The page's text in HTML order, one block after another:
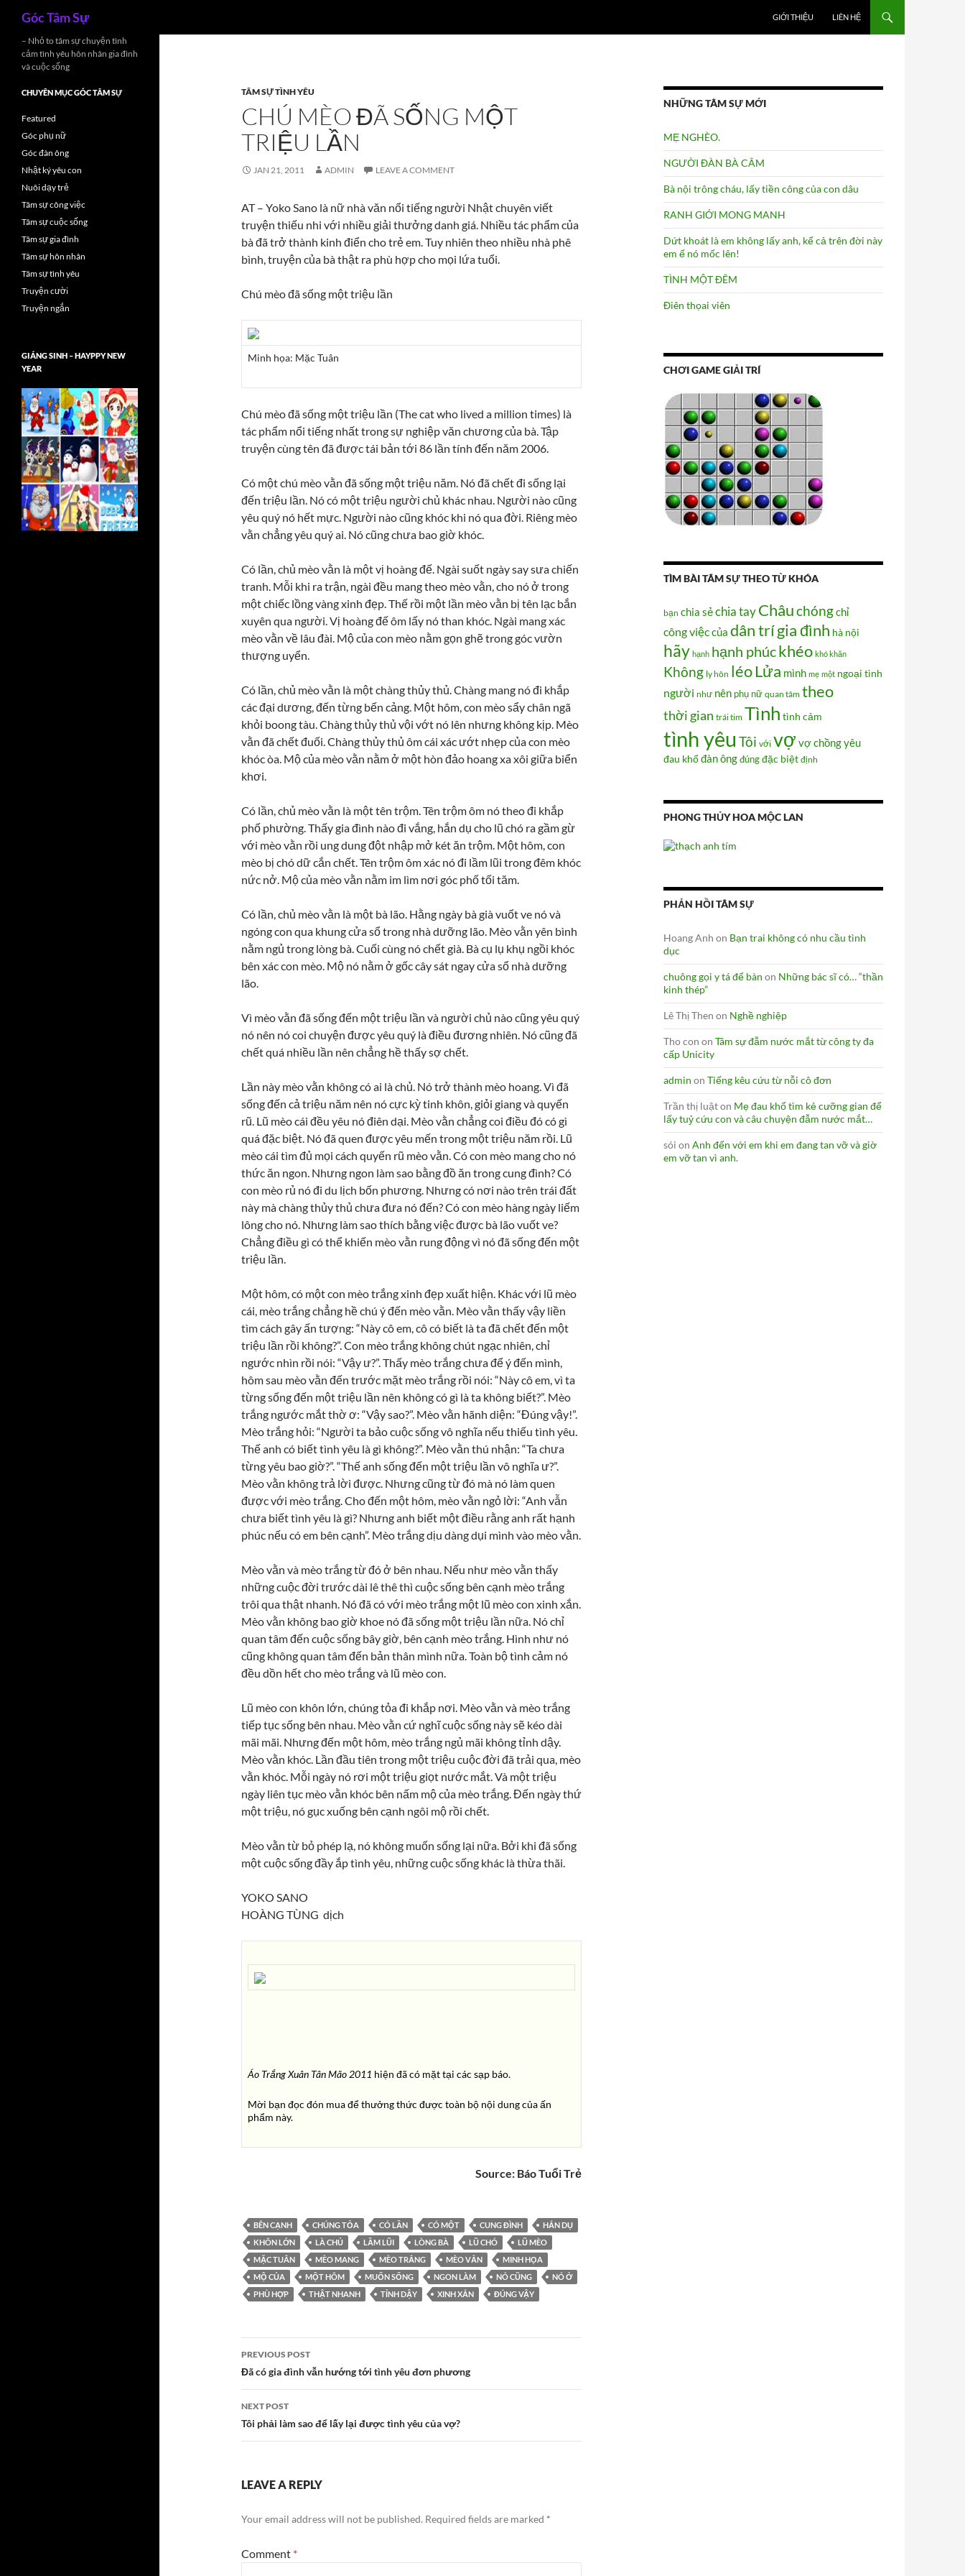
Góc Tâm Sự GIỚI THIỆU LIÊN HỆ
TÂM SỰ TÌNH YÊU
CHÚ MÈO ĐÃ SỐNG MỘT
TRIỆU LẦN
JAN 21, 2011 ADMIN LEAVE A COMMENT
AT – Yoko Sano là nữ nhà văn nổi tiếng người Nhật chuyên viết
truyện thiếu nhi với nhiều giải thưởng danh giá. Nhiều tác phẩm của
bà đã trở thành kinh điển cho trẻ em. Tuy nhiên theo nhiều nhà phê
bình, truyện của bà thật ra phù hợp cho mọi lứa tuổi.
Chú mèo đã sống một triệu lần
Minh họa: Mặc Tuân
Chú mèo đã sống một triệu lần (The cat who lived a million times) là
tác phẩm nổi tiếng nhất trong sự nghiệp văn chương của bà. Tập
truyện cùng tên đã được tái bản tới 86 lần tính đến năm 2006.
Có một chú mèo vằn đã sống một triệu năm. Nó đã chết đi sống lại
đến triệu lần. Nó có một triệu người chủ khác nhau. Người nào cũng
yêu quý nó hết mực. Người nào cũng khóc khi nó qua đời. Riêng mèo
vằn chẳng yêu quý ai. Nó cũng chưa bao giờ khóc.
Có lần, chủ mèo vằn là một vị hoàng đế. Ngài suốt ngày say sưa chiến
tranh. Mỗi khi ra trận, ngài đều mang theo mèo vằn, cho nó ở trong
một chiếc lồng vàng xinh đẹp. Thế rồi một lần mèo vằn bị tên lạc bắn
xuyên qua người. Vị hoàng đế ôm lấy nó than khóc. Ngài mang xác
mèo vằn về lâu đài. Mộ của con mèo nằm gọn ghẽ trong góc vườn
thượng uyển.
Có lần, chủ mèo vằn là một chàng thủy thủ. Chàng mang nó đi khắp
các đại dương, đến từng bến cảng. Một hôm, con mèo sẩy chân ngã
khỏi boong tàu. Chàng thủy thủ vội vớt nó lên nhưng không kịp. Mèo
vằn đã chết đuối. Chàng thủy thủ ôm cái xác ướt nhẹp của con mèo
khóc òa. Mộ của mèo vằn nằm ở một hòn đảo hoang xa xôi giữa biển
khơi.
Có lần, chủ mèo vằn là một tên trộm. Tên trộm ôm nó theo đi khắp
phố phường. Thấy gia đình nào đi vắng, hắn dụ cho lũ chó ra gầm gừ
với mèo vằn rồi ung dung đột nhập mở két ăn trộm. Một hôm, con
mèo bị chó dữ cắn chết. Tên trộm ôm xác nó đi lầm lũi trong đêm khóc
nức nở. Mộ của mèo vằn nằm im lìm nơi góc phố tối tăm.
Có lần, chủ mèo vằn là một bà lão. Hằng ngày bà già vuốt ve nó và
ngóng con qua khung cửa sổ trong nhà dưỡng lão. Mèo vằn yên bình
nằm ngủ trong lòng bà. Cuối cùng nó chết già. Bà cụ lụ khụ ngồi khóc
bên xác con mèo. Mộ nó nằm ở gốc cây sát ngay cửa sổ nhà dưỡng
lão.
Vì mèo vằn đã sống đến một triệu lần và người chủ nào cũng yêu quý
nó nên nó coi chuyện được yêu quý là điều đương nhiên. Nó cũng đã
chết quá nhiều lần nên chẳng hề thấy sợ chết.
Lần này mèo vằn không có ai là chủ. Nó trở thành mèo hoang. Vì đã
sống đến cả triệu năm nên nó cực kỳ tinh khôn, giỏi giang và quyến
rũ. Lũ mèo cái đều yêu nó điên dại. Mèo vằn chẳng coi điều đó có gì
quá đặc biệt. Nó đã quen được yêu mến trong một triệu năm rồi. Lũ
mèo cái tìm đủ mọi cách quyến rũ mèo vằn. Có con mèo mang cho nó
thức ăn ngon. Nhưng ngon làm sao bằng đồ ăn trong cung đình? Có
con mèo rủ nó đi du lịch bốn phương. Nhưng có nơi nào trên trái đất
này mà chàng thủy thủ chưa đưa nó đến? Có con mèo hàng ngày liếm
lông cho nó. Nhưng làm sao thích bằng việc được bà lão vuốt ve?
Chẳng điều gì có thể khiến mèo vằn rung động vì nó đã sống đến một
triệu lần.
Một hôm, có một con mèo trắng xinh đẹp xuất hiện. Khác với lũ mèo
cái, mèo trắng chẳng hề chú ý đến mèo vằn. Mèo vằn thấy vậy liền
tìm cách gây ấn tượng: “Này cô em, cô có biết là ta đã chết đến một
triệu lần rồi không?”. Con mèo trắng không chút ngạc nhiên, chỉ
ngước nhìn rồi nói: “Vậy ư?”. Thấy mèo trắng chưa để ý đến mình,
hôm sau mèo vằn đến trước mặt mèo trắng rồi nói: “Này cô em, vì ta
từng sống đến một triệu lần nên không có gì là ta không biết?”. Mèo
trắng ngước mắt thờ ơ: “Vậy sao?”. Mèo vằn hãnh diện: “Đúng vậy!”.
Mèo trắng hỏi: “Người ta bảo cuộc sống vô nghĩa nếu thiếu tình yêu.
Thế anh có biết tình yêu là gì không?”. Mèo vằn thú nhận: “Ta chưa
từng yêu bao giờ?”. “Thế anh sống đến một triệu lần vô nghĩa ư?”.
Mèo vằn không trả lời được. Nhưng cũng từ đó mà nó làm quen
được với mèo trắng. Cho đến một hôm, mèo vằn ngỏ lời: “Anh vẫn
chưa biết tình yêu là gì? Nhưng anh biết một điều rằng anh rất hạnh
phúc nếu có em bên cạnh”. Mèo trắng dịu dàng dụi mình vào mèo vằn.
Mèo vằn và mèo trắng từ đó ở bên nhau. Nếu như mèo vằn thấy
những cuộc đời trước dài lê thê thì cuộc sống bên cạnh mèo trắng
trôi qua thật nhanh. Nó đã có với mèo trắng một lũ mèo con xinh xắn.
Mèo vằn không bao giờ khoe nó đã sống một triệu lần nữa. Nó chỉ
quan tâm đến cuộc sống bây giờ, bên cạnh mèo trắng. Hình như nó
cũng không quan tâm đến bản thân mình nữa. Toàn bộ tình cảm nó
đều dồn hết cho mèo trắng và lũ mèo con.
Lũ mèo con khôn lớn, chúng tỏa đi khắp nơi. Mèo vằn và mèo trắng
tiếp tục sống bên nhau. Mèo vằn cứ nghĩ cuộc sống này sẽ kéo dài
mãi mãi. Nhưng đến một hôm, mèo trắng ngủ mãi không tỉnh dậy.
Mèo vằn khóc. Lần đầu tiên trong một triệu cuộc đời đã trải qua, mèo
vằn khóc. Mỗi ngày nó rơi một triệu giọt nước mắt. Và một triệu
ngày liên tục mèo vằn khóc bên nấm mộ của mèo trắng. Đến ngày thứ
một triệu, nó gục xuống bên cạnh ngôi mộ rồi chết.
Mèo vằn từ bỏ phép lạ, nó không muốn sống lại nữa. Bởi khi đã sống
một cuộc sống đầy ắp tình yêu, những cuộc sống khác là thừa thãi.
YOKO SANO
HOÀNG TÙNG dịch
Áo TrắngXuân Tân Mão 2011 hiện đã có mặt tại các sạp báo.
Mời bạn đọc đón mua để thưởng thức được toàn bộ nội dung của ấn
phẩm này.
Source: Báo Tuổi Trẻ
BÊN CẠNH CHÚNG TỎA CÓ LẦN CÓ MỘT CUNG ĐÌNH
HẮN DỤ
KHÔN LỚN
LÀ CHỦ LẦM LŨI LÒNG BÀ LŨ CHÓ
LŨ MÈO
MẶC TUÂN
MÈO MANG MÈO TRẮNG MÈO VẰN
MINH HỌA
MỘ CỦA
MỘT HÔM MUỐN SỐNG NGON LÀM NÓ CŨNG
NÓ Ở
PHÙ HỢP
THẬT NHANH TỈNH DẬY XINH XẮN ĐÚNG VẬY
Post
navigation
PREVIOUS POST
Đã có gia đình vẫn hướng tới tình yêu đơn phương
NEXT POST
Tôi phải làm sao để lấy lại được tình yêu của vợ?
LEAVE A REPLY
Your email address will not be published. Required fields are marked *
Comment *
NHỮNG TÂM SỰ MỚI
MẸ NGHÈO.
NGƯỜI ĐÀN BÀ CÂM
Bà nội trông cháu, lấy tiền công của con dâu
RANH GIỚI MONG MANH
Dứt khoát là em không lấy anh, kể cả trên đời này
em ế nó mốc lên!
TÌNH MỘT ĐÊM
Điên thọai viên
CHƠI GAME GIẢI TRÍ
TÌM BÀI TÂM SỰ THEO TỪ KHÓA
bạn chia sẻchia tay Châuchóngchỉ
công việccủa dân trígia đình hà nội
hãy hạnh hạnh phúckhéo khó khăn
Không ly hôn léoLửa mình mẹ một ngoại tình
người như nên phụ nữ quan tâm theo
thời gian trái tim Tình tình cảm
tình yêu Tôi với vợ vợ chồngyêu
đau khổđàn ôngđúngđặc biệt định
PHONG THỦY HOA MỘC LAN
PHẢN HỒI TÂM SỰ
Hoang Anh on Bạn trai không có nhu cầu tình
dục
chuông gọi y tá để bàn on Những bác sĩ có… “thần
kinh thép”
Lê Thị Then on Nghề nghiệp
Tho con on Tâm sự đẫm nước mắt từ công ty đa
cấp Unicity
admin on Tiếng kêu cứu từ nỗi cô đơn
Trần thị luậton Mẹ đau khổ tìm kẻ cưỡng gian để
lấy tuỷ cứu con và câu chuyện đẫm nước mắt…
sói on Anh đến với em khi em đang tan vỡ và giờ
em vỡ tan vì anh.
– Nhỏ to tâm sự chuyện tình
cảm tình yêu hôn nhân gia đình
và cuộc sống
CHUYÊN MỤC GÓC TÂM SỰ
Featured
Góc phụ nữ
Góc đàn ông
Nhật ký yêu con
Nuôi dạy trẻ
Tâm sự công việc
Tâm sự cuộc sống
Tâm sự gia đình
Tâm sự hôn nhân
Tâm sự tình yêu
Truyện cười
Truyện ngắn
GIÁNG SINH – HAYPPY NEW
YEAR